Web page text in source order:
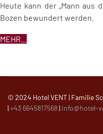
Heute kann der „Mann aus
Bozen bewundert werden.
MEHR...
© 2024 Hotel VENT | Familie
|+43 6645817568| info@hotel-